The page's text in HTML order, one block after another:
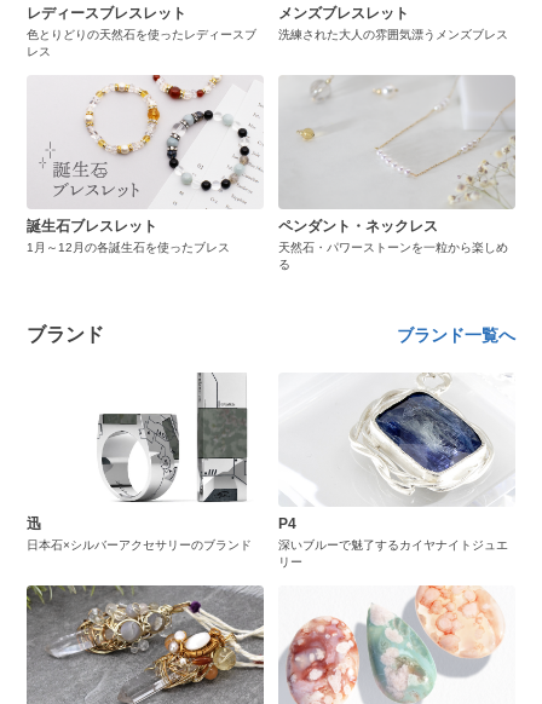
レディースブレスレット
色とりどりの天然石を使ったレディースブ
レス
メンズブレスレット
洗練された大人の雰囲気漂うメンズブレス
誕生石ブレスレット
1月～12月の各誕生石を使ったブレス
ペンダント・ネックレス
天然石・パワーストーンを一粒から楽しめ
る
ブランド ブランド一覧へ
迅
日本石×シルバーアクセサリーのブランド
P4
深いブルーで魅了するカイヤナイトジュエ
リー